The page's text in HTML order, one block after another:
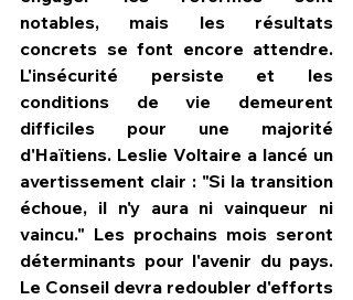
notables, mais les résultats
concrets se font encore attendre.
L'insécurité persiste et les
conditions de vie demeurent
difficiles pour une majorité
d'Haïtiens. Leslie Voltaire a lancé un
avertissement clair : "Si la transition
échoue, il n'y aura ni vainqueur ni
vaincu." Les prochains mois seront
déterminants pour l'avenir du pays.
Le Conseil devra redoubler d'efforts